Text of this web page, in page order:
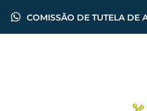
COMISSÃO DE TUTELA DE